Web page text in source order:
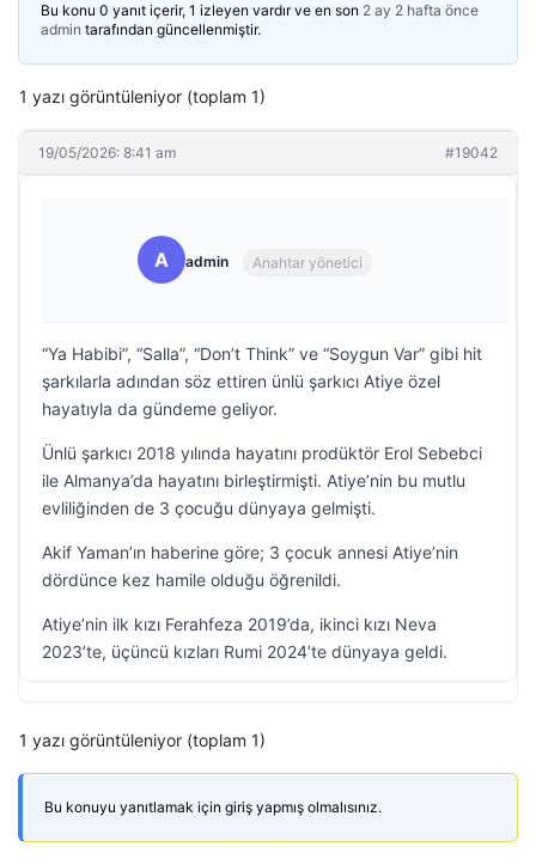
Bu konu 0 yanıt içerir, 1 izleyen vardır ve en son 2 ay 2 hafta önce
admin tarafından güncellenmiştir.
1 yazı görüntüleniyor (toplam 1)
19/05/2026: 8:41 am #19042
A admin Anahtar yönetici
“Ya Habibi”, “Salla”, “Don’t Think” ve “Soygun Var” gibi hit
şarkılarla adından söz ettiren ünlü şarkıcı Atiye özel
hayatıyla da gündeme geliyor.
Ünlü şarkıcı 2018 yılında hayatını prodüktör Erol Sebebci
ile Almanya’da hayatını birleştirmişti. Atiye’nin bu mutlu
evliliğinden de 3 çocuğu dünyaya gelmişti.
Akif Yaman’ın haberine göre; 3 çocuk annesi Atiye’nin
dördünce kez hamile olduğu öğrenildi.
Atiye’nin ilk kızı Ferahfeza 2019’da, ikinci kızı Neva
2023’te, üçüncü kızları Rumi 2024’te dünyaya geldi.
1 yazı görüntüleniyor (toplam 1)
Bu konuyu yanıtlamak için giriş yapmış olmalısınız.